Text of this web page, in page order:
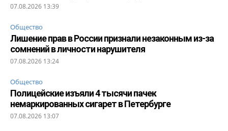
07.08.2026 13:39
Общество
Лишение прав в России признали незаконным из-за
сомнений в личности нарушителя
07.08.2026 13:24
Общество
Полицейские изъяли 4 тысячи пачек
немаркированных сигарет в Петербурге
07.08.2026 13:07